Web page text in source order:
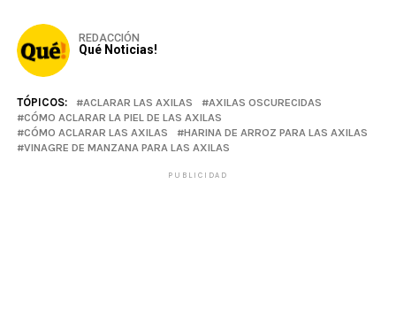
REDACCIÓN
Qué Noticias!
TÓPICOS: ACLARAR LAS AXILAS
AXILAS OSCURECIDAS
CÓMO ACLARAR LA PIEL DE LAS AXILAS
CÓMO ACLARAR LAS AXILAS
HARINA DE ARROZ PARA LAS AXILAS
VINAGRE DE MANZANA PARA LAS AXILAS
PUBLICIDAD